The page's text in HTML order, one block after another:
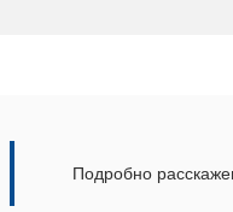
Подробно